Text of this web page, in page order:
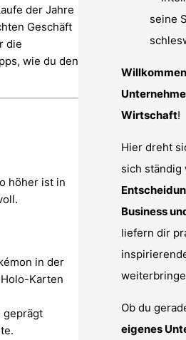
der Jahre
Geschäft
die
wie du den
höher ist in
in der
Karten
geprägt
Willkommen
Wirtschaft!
Hier dreht
sich ständig
Business
liefern dir
Ob du
eigenes